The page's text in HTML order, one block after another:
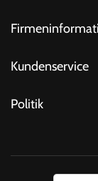
Kundenservice
Politik